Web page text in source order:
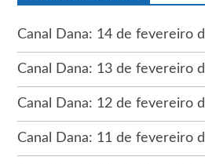
Canal Dana: 14 de fevereiro
Canal Dana: 13 de fevereiro
Canal Dana: 12 de fevereiro
Canal Dana: 11 de fevereiro